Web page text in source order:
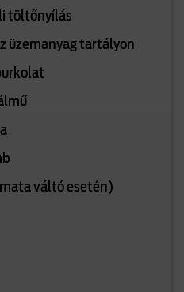
töltőnyílás
üzemanyag tartályon
váltó esetén)